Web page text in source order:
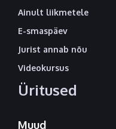
Ainult liikmetele
E-smaspäev
Jurist annab nõu
Videokursus
Üritused
Muud